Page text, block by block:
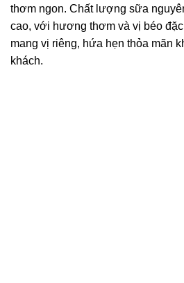
thơm ngon. Chất lượng sữa
cao, với hương thơm và vị béo
mang vị riêng, hứa hẹn thỏa mãn
khách.